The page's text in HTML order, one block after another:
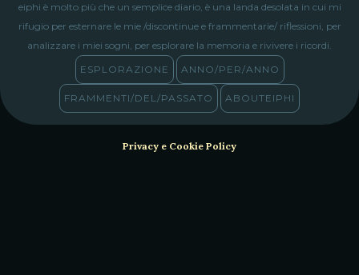
eiphi è molto più che un semplice diario, è una landa desolata in cui mi
rifugio per esternare le mie /discontinue e frammentarie/ riflessioni, per
analizzare i miei sogni, per esplorare la memoria e rivivere i ricordi.
ESPLORAZIONE
ANNO/PER/ANNO
FRAMMENTI/DEL/PASSATO ABOUTEIPHI
Privacy e Cookie Policy